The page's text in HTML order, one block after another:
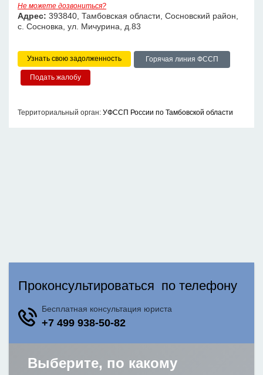
Не можете дозвониться?
Адрес: 393840, Тамбовская области, Сосновский район,
с. Сосновка, ул. Мичурина, д.83
Узнать свою задолженность Горячая линия ФССП
Территориальный орган: УФССП России по Тамбовской области